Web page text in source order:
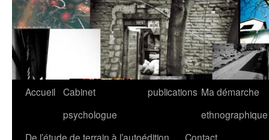
Accueil Cabinet
psychologue
publications Ma démarche
ethnographique
De l’étude de terrain à l’autoédition
Contact